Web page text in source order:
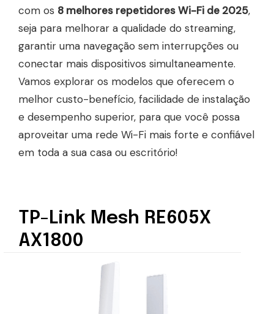
com os 8 melhores repetidores Wi-Fi de 2025,
seja para melhorar a qualidade do streaming,
garantir uma navegação sem interrupções ou
conectar mais dispositivos simultaneamente.
Vamos explorar os modelos que oferecem o
melhor custo-benefício, facilidade de instalação
e desempenho superior, para que você possa
aproveitar uma rede Wi-Fi mais forte e confiável
em toda a sua casa ou escritório!
TP-Link Mesh RE605X
AX1800